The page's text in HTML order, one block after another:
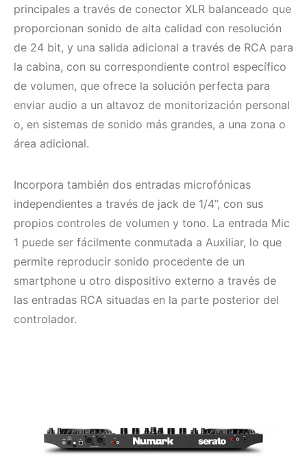
principales a través de conector XLR balanceado que
proporcionan sonido de alta calidad con resolución
de 24 bit, y una salida adicional a través de RCA para
la cabina, con su correspondiente control específico
de volumen, que ofrece la solución perfecta para
enviar audio a un altavoz de monitorización personal
o, en sistemas de sonido más grandes, a una zona o
área adicional.
Incorpora también dos entradas microfónicas
independientes a través de jack de 1/4”, con sus
propios controles de volumen y tono. La entrada Mic
1 puede ser fácilmente conmutada a Auxiliar, lo que
permite reproducir sonido procedente de un
smartphone u otro dispositivo externo a través de
las entradas RCA situadas en la parte posterior del
controlador.